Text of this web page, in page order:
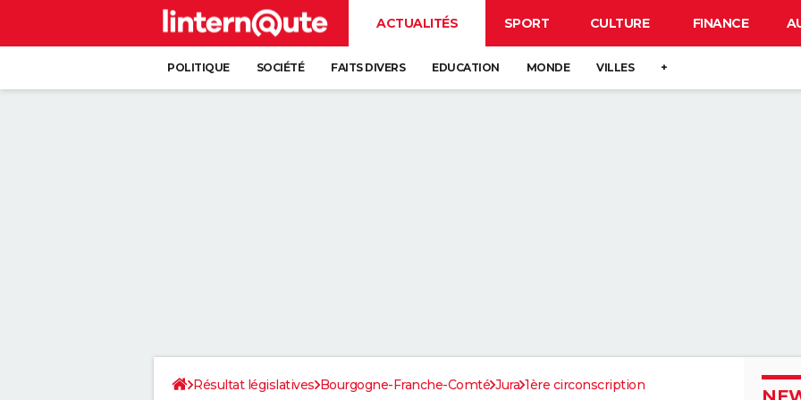
ACTUALITÉS SPORT CULTURE FINANCE
POLITIQUE SOCIÉTÉ FAITS DIVERS EDUCATION MONDE VILLES +
Résultat législatives Bourgogne-Franche-Comté Jura 1ère circonscription